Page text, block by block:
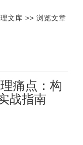
文库 >> 浏览文章
痛点：构
战指南